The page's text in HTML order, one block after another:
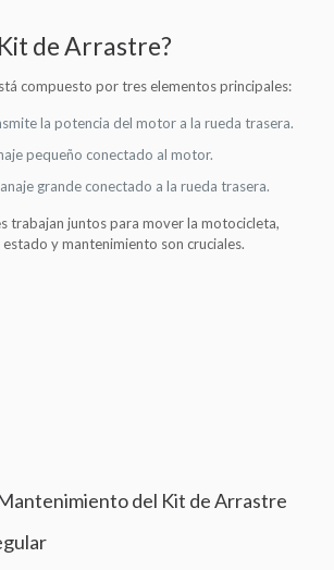
de Arrastre?
compuesto por tres elementos principales:
la potencia del motor a la rueda trasera.
pequeño conectado al motor.
grande conectado a la rueda trasera.
trabajan juntos para mover la motocicleta,
y mantenimiento son cruciales.
del Kit de Arrastre